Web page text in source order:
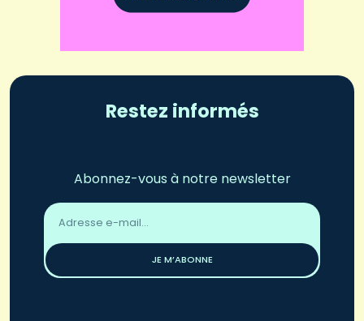
Restez informés
Abonnez-vous à notre newsletter
Adresse
email
JE M’ABONNE